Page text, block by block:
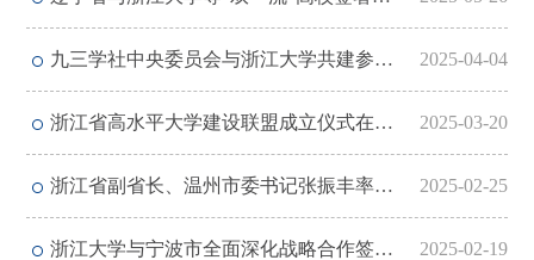
九三学社中央委员会与浙江大学共建参政议政智库签约仪式暨专题调研会在浙大举行 2025-04-04
浙江省高水平大学建设联盟成立仪式在浙江大学举行 2025-03-20
浙江省副省长、温州市委书记张振丰率团来校调研 2025-02-25
浙江大学与宁波市全面深化战略合作签约仪式举行 2025-02-19